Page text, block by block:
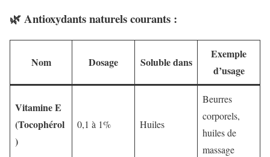
🌿 Antioxydants naturels courants :
Nom Dosage Soluble dans
Exemple
d’usage
Vitamine E
(Tocophérol
)
0,1 à 1% Huiles
Beurres
corporels,
huiles de
massage